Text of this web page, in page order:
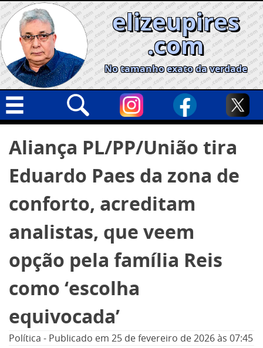
Skip
to
content
elizeupires
.com
No tamanho exato da verdade
Geral
Cidades
Opinião
Informe especial
por:
Aliança PL/PP/União tira
Eduardo Paes da zona de
conforto, acreditam
analistas, que veem
opção pela família Reis
como ‘escolha
equivocada’
Política - Publicado em 25 de fevereiro de 2026às 07:45